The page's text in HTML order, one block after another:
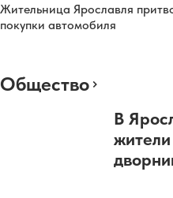
Жительница Ярославля
покупки автомобиля
Общество
В